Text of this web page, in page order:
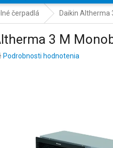
čerpadlá Daikin Altherma
3 M
Podrobnosti hodnotenia